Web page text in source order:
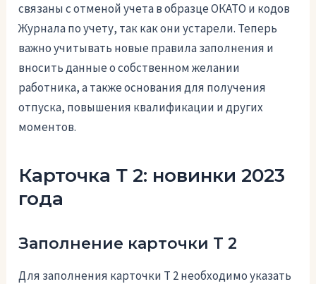
связаны с отменой учета в образце ОКАТО и кодов
Журнала по учету, так как они устарели. Теперь
важно учитывать новые правила заполнения и
вносить данные о собственном желании
работника, а также основания для получения
отпуска, повышения квалификации и других
моментов.
Карточка Т 2: новинки 2023
года
Заполнение карточки Т 2
Для заполнения карточки Т 2 необходимо указать